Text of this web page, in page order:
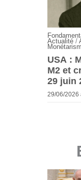
Actualité/
USA :
M2 et
29 juin
29/06/2026